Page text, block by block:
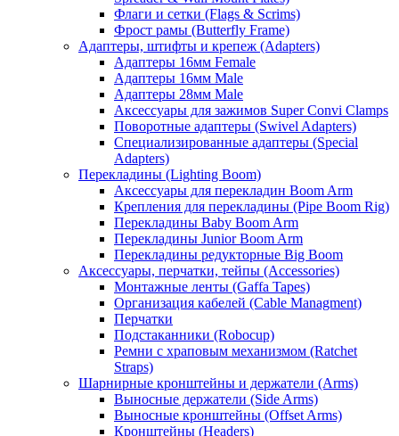
Флаги и сетки (Flags & Scrims)
Фрост рамы (Butterfly Frame)
Адаптеры, штифты и крепеж (Adapters)
Адаптеры 16мм Female
Адаптеры 16мм Male
Адаптеры 28мм Male
Аксессуары для зажимов Super Convi Clamps
Поворотные адаптеры (Swivel Adapters)
Специализированные адаптеры (Special
Adapters)
Перекладины (Lighting Boom)
Аксессуары для перекладин Boom Arm
Крепления для перекладины (Pipe Boom Rig)
Перекладины Baby Boom Arm
Перекладины Junior Boom Arm
Перекладины редукторные Big Boom
Аксессуары, перчатки, тейпы (Accessories)
Монтажные ленты (Gaffa Tapes)
Организация кабелей (Cable Managment)
Перчатки
Подстаканники (Robocup)
Ремни с храповым механизмом (Ratchet
Straps)
Шарнирные кронштейны и держатели (Arms)
Выносные держатели (Side Arms)
Выносные кронштейны (Offset Arms)
Кронштейны (Headers)